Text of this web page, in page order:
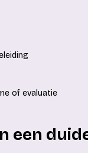
of evaluatie
een